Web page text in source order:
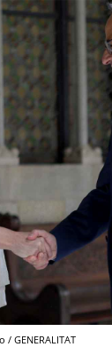
GENERALITAT